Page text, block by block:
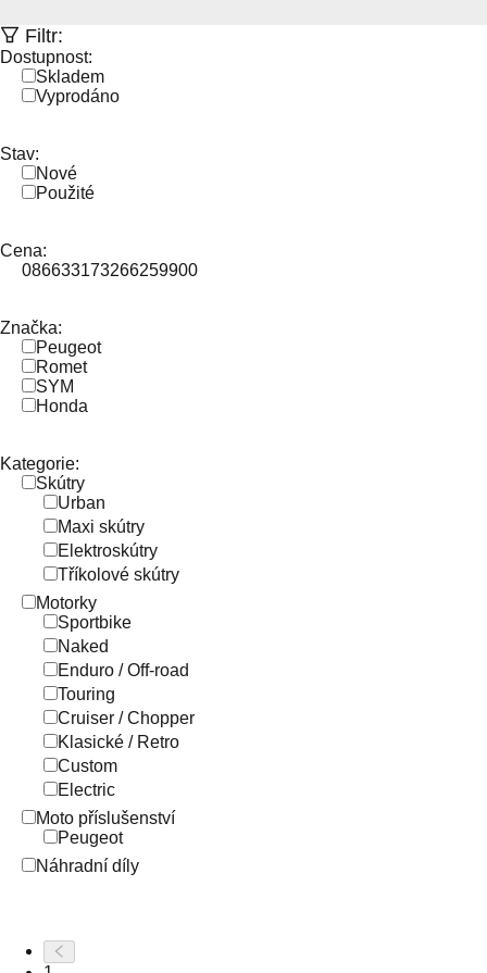
Filtr:
Dostupnost:
Skladem
Vyprodáno
Stav:
Nové
Použité
Cena:
086633173266259900
Značka:
Peugeot
Romet
SYM
Honda
Kategorie:
Skútry
Urban
Maxi skútry
Elektroskútry
Tříkolové skútry
Motorky
Sportbike
Naked
Enduro / Off-road
Touring
Cruiser / Chopper
Klasické / Retro
Custom
Electric
Moto příslušenství
Peugeot
Náhradní díly